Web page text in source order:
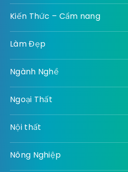
Kiến Thức – Cẩm nang
Làm Đẹp
Ngành Nghề
Ngoại Thất
Nội thất
Nông Nghiệp